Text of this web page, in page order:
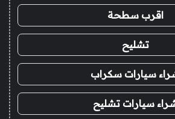
اقرب سطحة
تشليح
سيارات سكراب
سيارات تشليح